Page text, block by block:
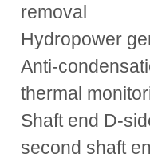
removal
Hydropower
Anti-
thermal
Shaft end D-
second shaft